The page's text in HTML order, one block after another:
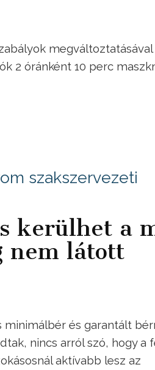
2 óránként 10 perc
szakszervezeti
kerülhet a
nem látott
minimálbér és garantált
nincs arról szó, hogy a
aktívabb lesz az